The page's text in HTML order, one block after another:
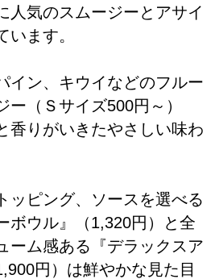
人気のスムージーとアサイ
います。
イン、キウイなどのフルー
ー（Ｓサイズ500円～）
香りがいきたやさしい味わ
ッピング、ソースを選べる
ボウル』（1,320円）と全
ーム感ある『デラックスア
円）は鮮やかな見た目